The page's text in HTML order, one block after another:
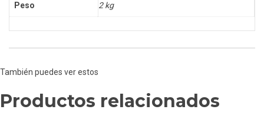
Peso 2 kg
También puedes ver estos
Productos relacionados